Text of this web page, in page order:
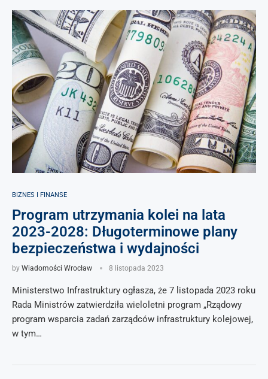
BIZNES I FINANSE
Program utrzymania kolei na lata
2023-2028: Długoterminowe plany
bezpieczeństwa i wydajności
by Wiadomości Wrocław 8 listopada 2023
Ministerstwo Infrastruktury ogłasza, że 7 listopada 2023 roku
Rada Ministrów zatwierdziła wieloletni program „Rządowy
program wsparcia zadań zarządców infrastruktury kolejowej,
w tym…